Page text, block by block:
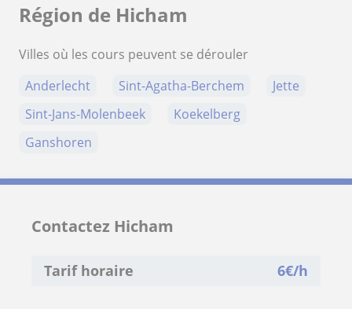
Région de Hicham
Villes où les cours peuvent se dérouler
Anderlecht
Sint-Agatha-Berchem
Jette
Sint-Jans-Molenbeek
Koekelberg
Ganshoren
Contactez Hicham
Tarif horaire 6€/h